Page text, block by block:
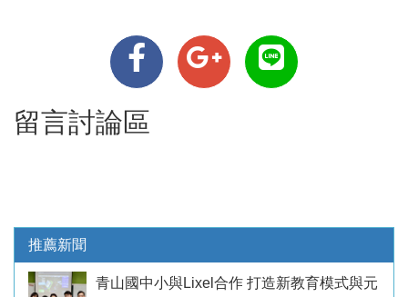
留言討論區
推薦新聞
青山國中小與Lixel合作 打造新教育模式與元